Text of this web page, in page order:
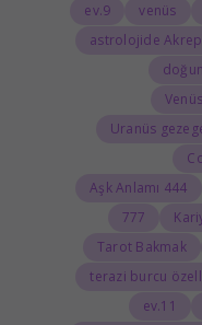
venüs
9.ev
astrolojide Akrep
Uranüs
444 Aşk Anlamı
777
Tarot Bakmak
terazi burcu
11.ev